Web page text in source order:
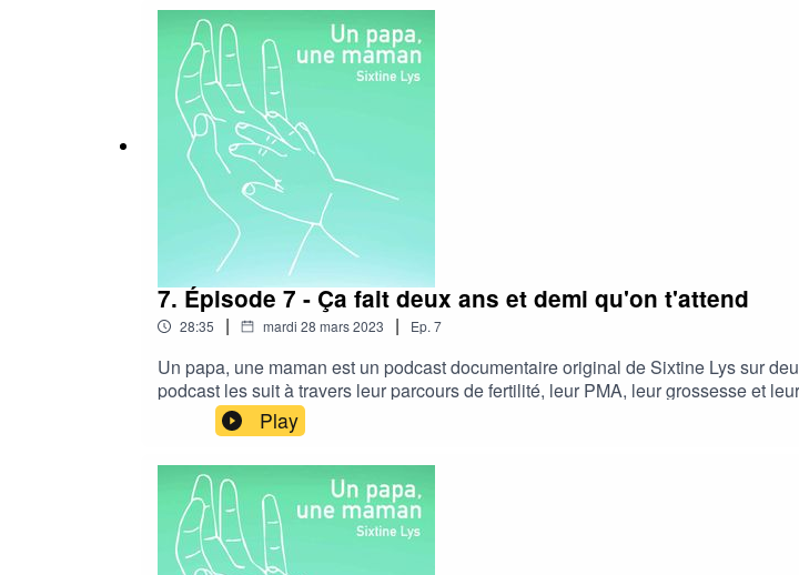
épisodes seront publiés le 5 avril 2023 !
7. Épisode 7 - Ça fait deux ans et demi qu'on t'attend
28:35 | mardi 28 mars 2023 | Ep. 7
Un papa, une maman est un podcast documentaire original de Sixtine Lys sur
podcast les suit à travers leur parcours de fertilité, leur PMA, leur grossesse et
garçon, et apprennent à le connaître à l'hôpital.La musique est composée par
podcast, vous pouvez :- vous abonner sur votre plateforme de podcast favorite-
le recommander à vos prochesSpotifyApple PodcastDeezerGoogle
épisodes seront publiés le 5 avril 2023 !
Play